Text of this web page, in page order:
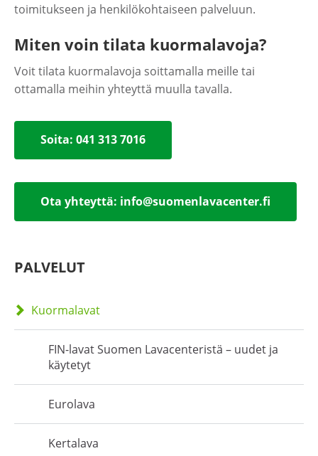
toimitukseen ja henkilökohtaiseen palveluun.
Miten voin tilata kuormalavoja?
Voit tilata kuormalavoja soittamalla meille tai
ottamalla meihin yhteyttä muulla tavalla.
Soita:041 313 7016‬
Ota yhteyttä: info@suomenlavacenter.fi
PALVELUT
Kuormalavat
FIN-lavat Suomen Lavacenteristä – uudet ja
käytetyt
Eurolava
Kertalava